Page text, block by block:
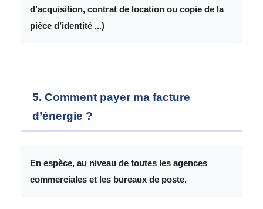
d’acquisition, contrat de location ou copie de la
pièce d’identité ...)
5. Comment payer ma facture
d’énergie ?
En espèce, au niveau de toutes les agences
commerciales et les bureaux de poste.